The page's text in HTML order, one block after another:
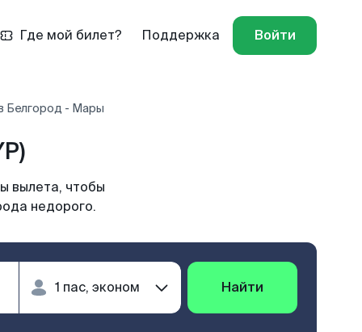
Где мой билет? Поддержка Войти
Белгород - Мары
вылета, чтобы
недорого.
Найти